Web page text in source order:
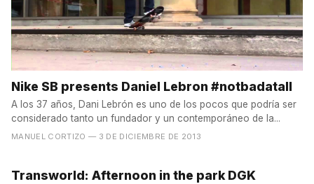
Nike SB presents Daniel Lebron #notbadatall
A los 37 años, Dani Lebrón es uno de los pocos que podría ser
considerado tanto un fundador y un contemporáneo de la...
MANUEL CORTIZO — 3 DE DICIEMBRE DE 2013
Transworld: Afternoon in the park DGK